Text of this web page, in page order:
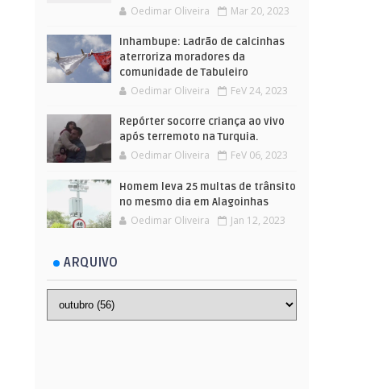
Oedimar Oliveira Mar 20, 2023
Inhambupe: Ladrão de calcinhas
aterroriza moradores da
comunidade de Tabuleiro
Oedimar Oliveira FeV 24, 2023
Repórter socorre criança ao vivo
após terremoto na Turquia.
Oedimar Oliveira FeV 06, 2023
Homem leva 25 multas de trânsito
no mesmo dia em Alagoinhas
Oedimar Oliveira Jan 12, 2023
ARQUIVO